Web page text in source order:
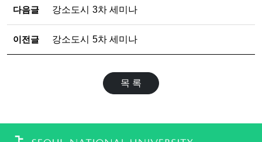
다음글 강소도시 3차 세미나
이전글 강소도시 5차 세미나
목 록